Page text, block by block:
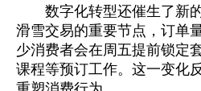
数字化转型还催生了新
滑雪交易的重要节点，订单
少消费者会在周五提前锁定
课程等预订工作。这一变化